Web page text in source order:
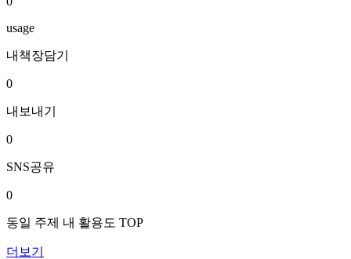
usage
내책장담기
0
내보내기
0
SNS공유
0
동일 주제 내 활용도 TOP
더보기